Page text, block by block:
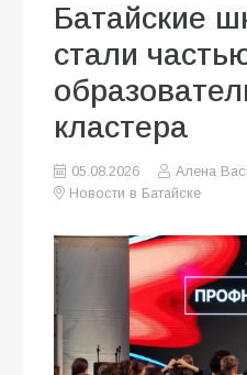
Батайские
стали
кластера
05.08.2026
Алена
Новости в Батайске